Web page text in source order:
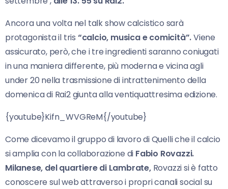
Ancora una volta nel talk show calcistico sarà
protagonista il tris “calcio, musica e comicità”.Viene
assicurato, però, che i tre ingredienti saranno coniugati
in una maniera differente, più moderna e vicina agli
under 20 nella trasmissione di intrattenimento della
domenica di Rai2 giunta alla ventiquattresima edizione.
{youtube}Kifn_WVGReM{/youtube}
Come dicevamo il gruppo di lavoro di Quelli che il calcio
si amplia con la collaborazione di Fabio Rovazzi.
Milanese, del quartiere di Lambrate,Rovazzi si è fatto
conoscere sul web attraverso i propri canali social su